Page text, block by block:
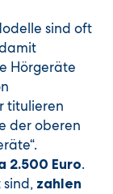
sind oft
Hörgeräte
titulieren
der oberen
2.500 Euro.
sind, zahlen